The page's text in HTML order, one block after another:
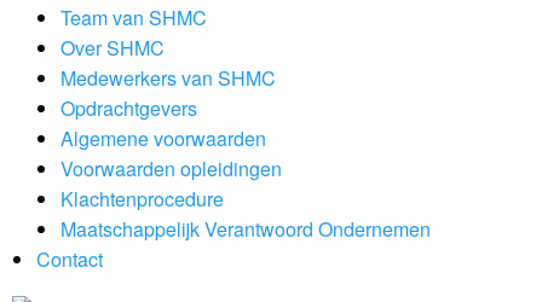
Team van SHMC
Over SHMC
Medewerkers van SHMC
Opdrachtgevers
Algemene voorwaarden
Voorwaarden opleidingen
Klachtenprocedure
Maatschappelijk Verantwoord Ondernemen
Contact